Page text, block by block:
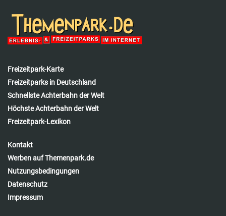
Freizeitpark-Karte
Freizeitparks in Deutschland
Schnellste Achterbahn der Welt
Höchste Achterbahn der Welt
Freizeitpark-Lexikon
Kontakt
Werben auf Themenpark.de
Nutzungsbedingungen
Datenschutz
Impressum